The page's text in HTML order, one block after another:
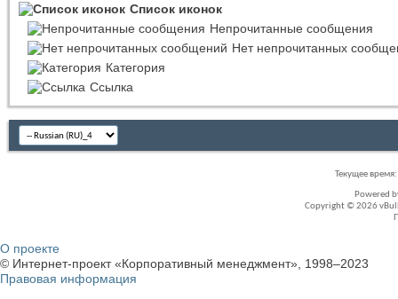
Список иконок
Непрочитанные сообщения
Нет непрочитанных
Категория
Ссылка
Текущее время:
Powered
Copyright © 2026
О проекте
© Интернет-проект «Корпоративный менеджмент», 1998–2023
Правовая информация